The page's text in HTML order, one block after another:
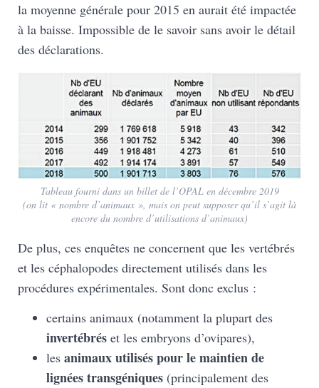
la moyenne générale pour 2015 en aurait été impactée
à la baisse. Impossible de le savoir sans avoir le détail
des déclarations.
Tableau fourni dans un billet de l’OPAL en décembre 2019
(on lit « nombre d’animaux », mais on peut supposer qu’il s’agit là
encore du nombre d’utilisations d’animaux)
De plus, ces enquêtes ne concernent que les vertébrés
et les céphalopodes directement utilisés dans les
procédures expérimentales. Sont donc exclus :
certains animaux (notamment la plupart des
invertébrés et les embryons d’ovipares),
les animaux utilisés pour le maintien de
lignées transgéniques (principalement des